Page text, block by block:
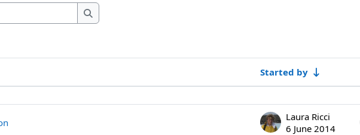
Search forums
Search forums
Started by
Laura Ricci
6 June 2014